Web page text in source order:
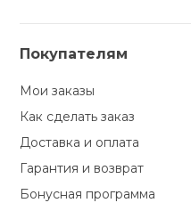
Покупателям
Мои заказы
Как сделать заказ
Доставка и оплата
Гарантия и возврат
Бонусная программа